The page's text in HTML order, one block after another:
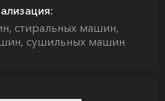
стиральных машин,
сушильных машин